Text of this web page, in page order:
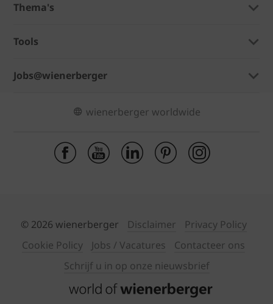
Thema's
Tools
Jobs@wienerberger
wienerberger worldwide
© 2026 wienerberger Disclaimer
Privacy Policy
Cookie Policy
Jobs / Vacatures
Contacteer ons
Schrijf u in op onze nieuwsbrief